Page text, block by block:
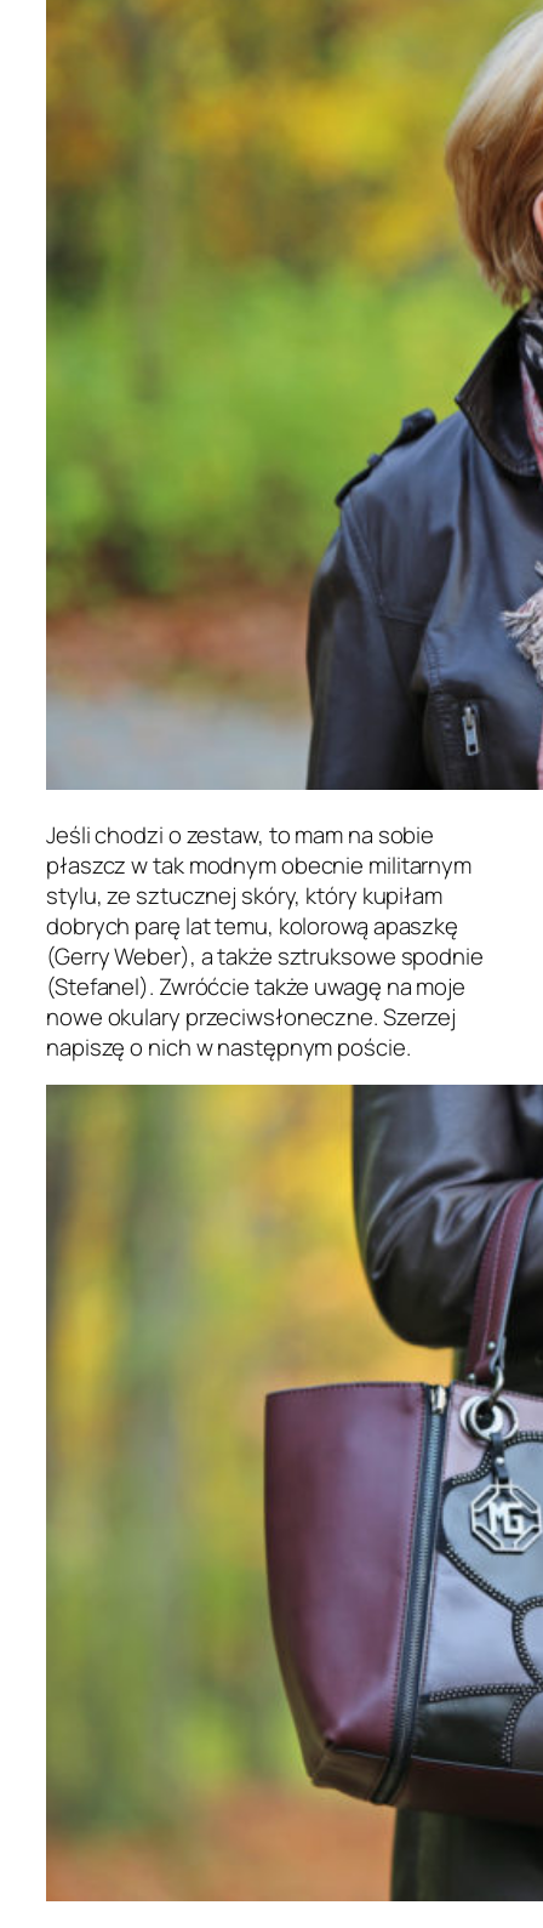
Jeśli chodzi o zestaw, to mam na sobie
płaszcz w tak modnym obecnie militarnym
stylu, ze sztucznej skóry, który kupiłam
dobrych parę lat temu, kolorową apaszkę
(Gerry Weber), a także sztruksowe spodnie
(Stefanel). Zwróćcie także uwagę na moje
nowe okulary przeciwsłoneczne. Szerzej
napiszę o nich w następnym poście.